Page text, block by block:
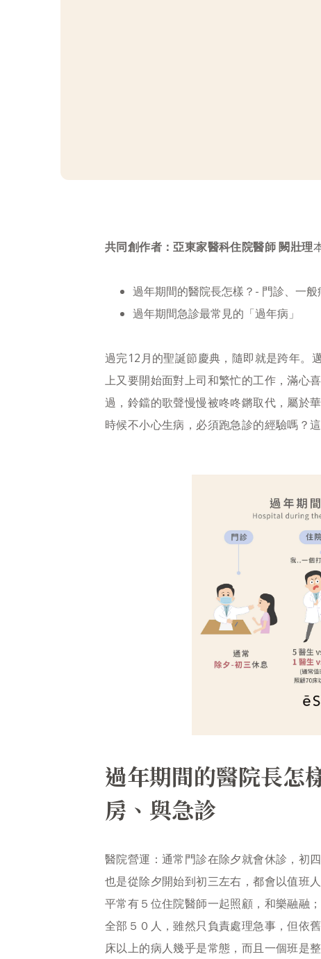
共同創作者：亞東家醫科住院醫師 闕壯理
過年期間的醫院長怎樣？- 門診、一
過年期間急診最常見的「過年病」
過完12月的聖誕節慶典，隨即就是跨年。
上又要開始面對上司和繁忙的工作，滿心
過，鈴鐺的歌聲慢慢被咚咚鏘取代，屬於
時候不小心生病，必須跑急診的經驗嗎？
過年期間的醫院長怎
房、與急診
醫院營運：通常門診在除夕就會休診，初
也是從除夕開始到初三左右，都會以值班
平常有５位住院醫師一起照顧，和樂融融
全部５０人，雖然只負責處理急事，但依
床以上的病人幾乎是常態，而且一個班是